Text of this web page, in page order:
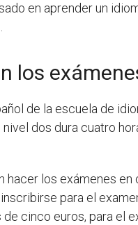
en aprender un
los
de la escuela de
nivel dos dura cuatro
hacer los exámenes
para el
cinco euros, para el